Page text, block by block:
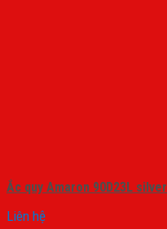
Ắc quy Amaron 90D23L silver
Liên hệ